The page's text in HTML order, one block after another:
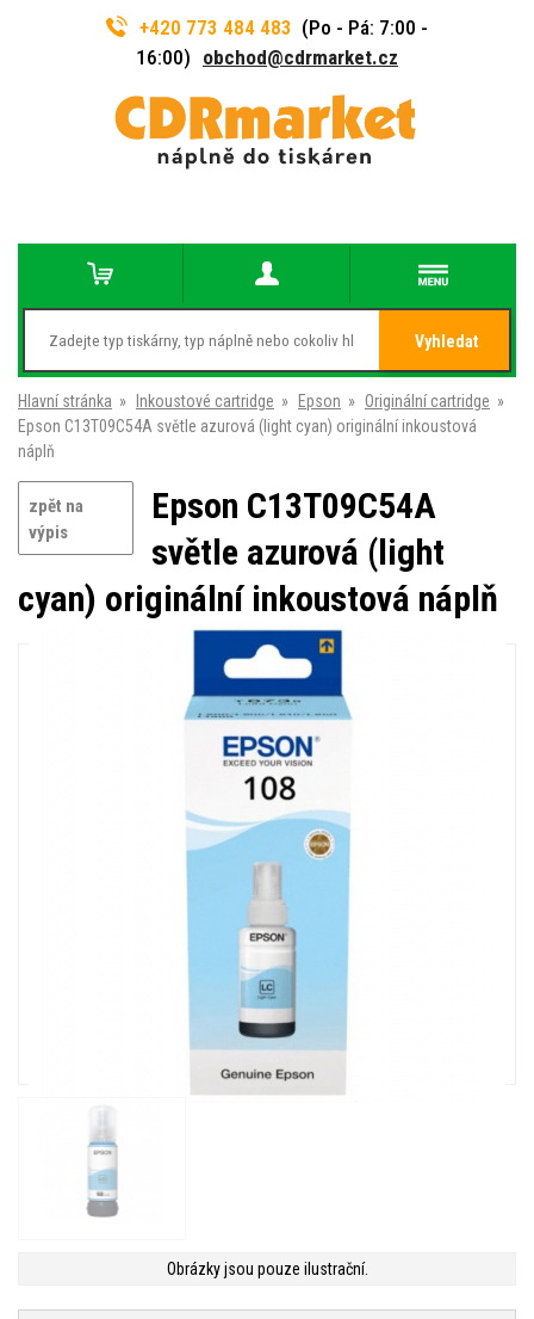
+420 773 484 483 (Po - Pá: 7:00 -
16:00) obchod@cdrmarket.cz
Vyhledat
Hlavní stránka » Inkoustové cartridge » Epson » Originální cartridge »
Epson C13T09C54A světle azurová (light cyan) originální inkoustová
náplň
zpět na
výpis
Epson C13T09C54A
světle azurová (light
cyan) originální inkoustová náplň
Obrázky jsou pouze ilustrační.